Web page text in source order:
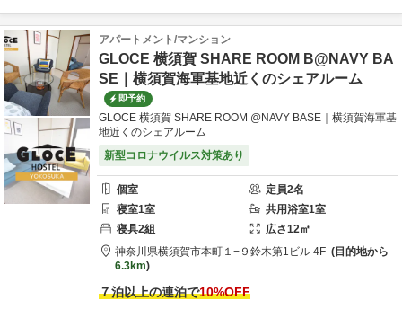
アパートメント/マンション
GLOCE 横須賀 SHARE ROOM B@NAVY BA
SE｜横須賀海軍基地近くのシェアルーム
即予約
GLOCE 横須賀 SHARE ROOM @NAVY BASE｜横須賀海軍基
地近くのシェアルーム
新型コロナウイルス対策あり
個室 定員2名
寝室1室 共用浴室1室
寝具2組 広さ12㎡
神奈川県横須賀市本町１−９ 鈴木第1ビル 4F
目的地から
6.3km
７泊以上の連泊で10%OFF